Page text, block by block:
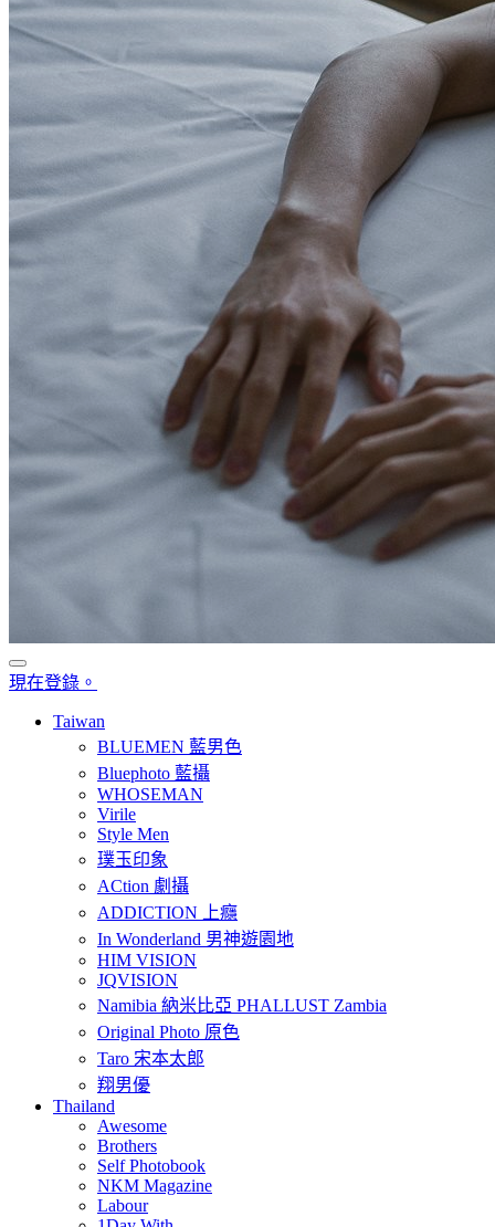
現在登錄。
Taiwan
BLUEMEN 藍男色
Bluephoto 藍攝
WHOSEMAN
Virile
Style Men
璞玉印象
ACtion 劇攝
ADDICTION 上癮
In Wonderland 男神遊園地
HIM VISION
JQVISION
Namibia 納米比亞 PHALLUST Zambia
Original Photo 原色
Taro 宋本太郎
翔男優
Thailand
Awesome
Brothers
Self Photobook
NKM Magazine
Labour